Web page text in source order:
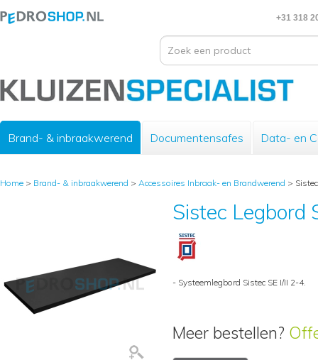
+31 318
Brand- & inbraakwerend Documentensafes Data- en
Home > Brand- & inbraakwerend > Accessoires Inbraak- en Brandwerend >
Sistec Legbord
- Systeemlegbord Sistec SE I/II 2-4.
Meer bestellen?